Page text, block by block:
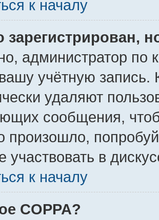
к началу
зарегистрирован,
администратор по
учётную запись.
удаляют
сообщения,
произошло,
участвовать в
к началу
COPPA?